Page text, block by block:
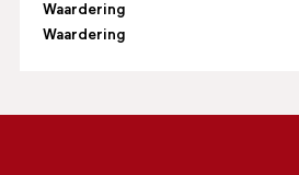
Waardering
Waardering